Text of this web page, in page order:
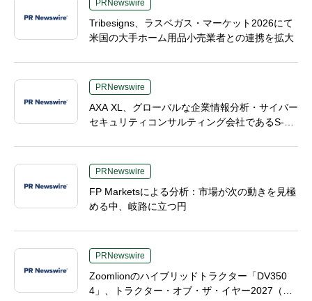
PRNewswire
Tribesigns、ラスベガス・マーケット2026にて
米国の大手ホーム用品小売業者との連携を拡大
PRNewswire
AXA XL、グローバルな企業情報分析・サイバー
セキュリティコンサルティング会社であるS-R
PRNewswire
FP Marketsによる分析：市場が次の動きを見極
める中、岐路に立つ円
PRNewswire
Zoomlionのハイブリッドトラクター「DV350
4」、トラクター・オブ・ザ・イヤー2027（TO